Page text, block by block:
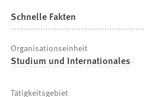
Schnelle Fakten
Organisationseinheit
Studium und Internationales
Tätigkeitsgebiet